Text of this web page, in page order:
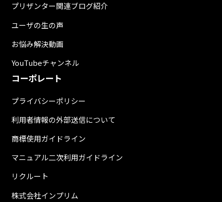
プリザンター関連ブログ紹介
ユーザの生の声
お悩み解決動画
YouTubeチャンネル
コーポレート
プライバシーポリシー
利用者情報の外部送信について
商標使用ガイドライン
マニュアル二次利用ガイドライン
リクルート
株式会社インプリム